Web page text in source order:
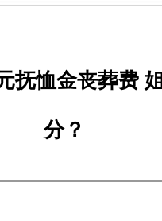
抚恤金丧葬费
分？